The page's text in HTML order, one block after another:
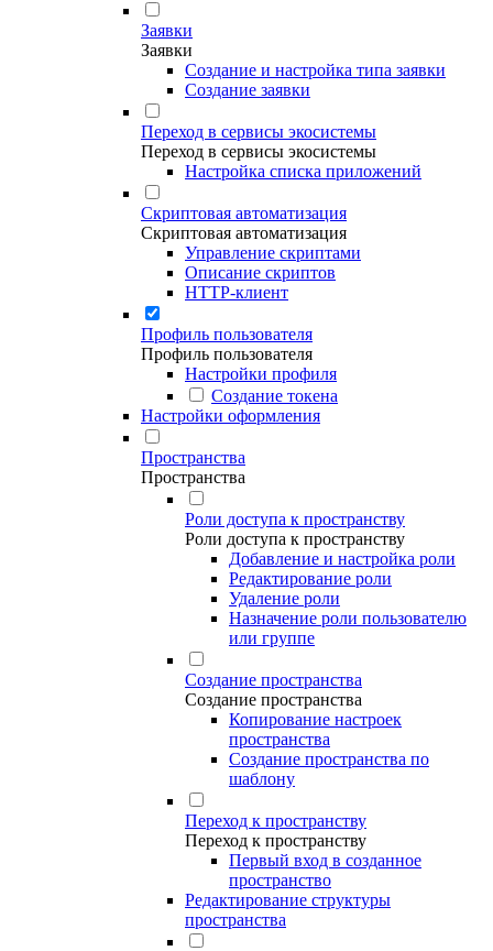
Заявки
Заявки
Создание и настройка типа заявки
Создание заявки
Переход в сервисы экосистемы
Переход в сервисы экосистемы
Настройка списка приложений
Скриптовая автоматизация
Скриптовая автоматизация
Управление скриптами
Описание скриптов
HTTP-клиент
Профиль пользователя
Профиль пользователя
Настройки профиля
Создание токена
Настройки оформления
Пространства
Пространства
Роли доступа к пространству
Роли доступа к пространству
Добавление и настройка роли
Редактирование роли
Удаление роли
Назначение роли пользователю
или группе
Создание пространства
Создание пространства
Копирование настроек
пространства
Создание пространства по
шаблону
Переход к пространству
Переход к пространству
Первый вход в созданное
пространство
Редактирование структуры
пространства